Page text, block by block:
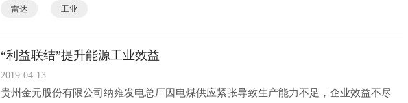
雷达 工业
“利益联结”提升能源工业效益
2019-04-13
贵州金元股份有限公司纳雍发电总厂因电煤供应紧张导致生产能力不足，企业效益不尽